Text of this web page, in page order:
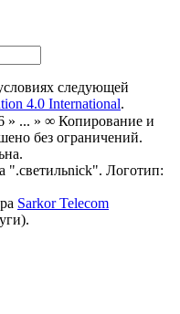
следующей
4.0 International.
» ... » ∞ Копирование и
без ограничений.
".светильnick". Логотип:
Sarkor Telecom